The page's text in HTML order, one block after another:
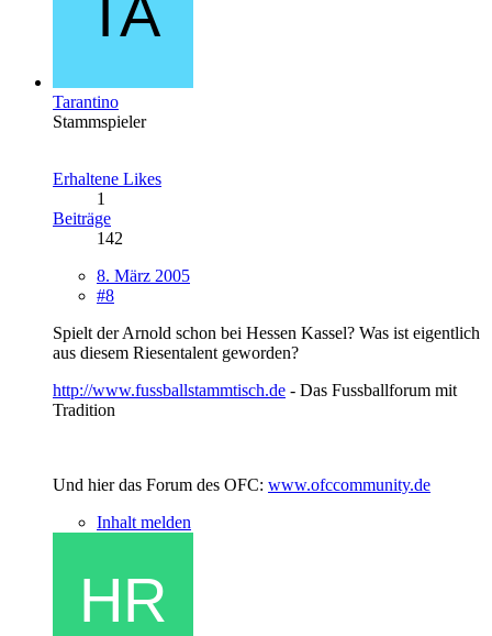
Tarantino
Stammspieler
Erhaltene Likes
1
Beiträge
142
8. März 2005
#8
Spielt der Arnold schon bei Hessen Kassel? Was ist eigentlich
aus diesem Riesentalent geworden?
http://www.fussballstammtisch.de - Das Fussballforum mit
Tradition
Und hier das Forum des OFC: www.ofccommunity.de
Inhalt melden